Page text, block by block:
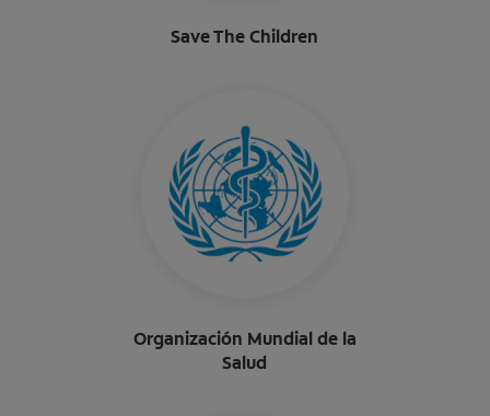
Save The Children
Organización Mundial de la
Salud